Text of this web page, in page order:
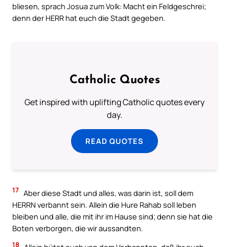
bliesen, sprach Josua zum Volk: Macht ein Feldgeschrei;
denn der HERR hat euch die Stadt gegeben.
Catholic Quotes
Get inspired with uplifting Catholic quotes every
day.
READ QUOTES
17 Aber diese Stadt und alles, was darin ist, soll dem
HERRN verbannt sein. Allein die Hure Rahab soll leben
bleiben und alle, die mit ihr im Hause sind; denn sie hat die
Boten verborgen, die wir aussandten.
18